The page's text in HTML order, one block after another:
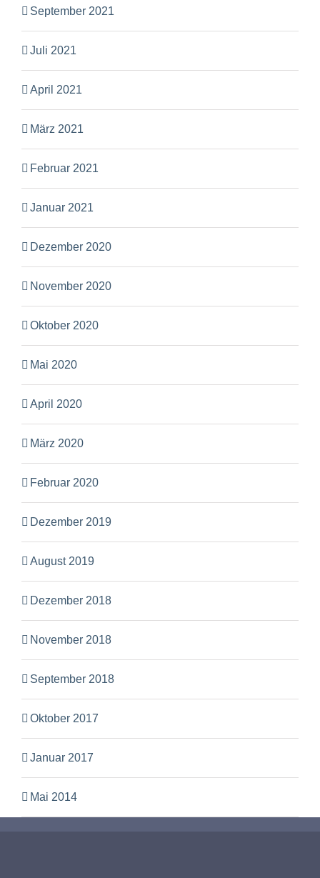
September 2021
Juli 2021
April 2021
März 2021
Februar 2021
Januar 2021
Dezember 2020
November 2020
Oktober 2020
Mai 2020
April 2020
März 2020
Februar 2020
Dezember 2019
August 2019
Dezember 2018
November 2018
September 2018
Oktober 2017
Januar 2017
Mai 2014